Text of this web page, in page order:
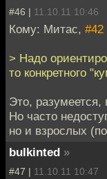
#46 | 11.10.11 10:46
Кому: Митас, #42
> Надо
то конкретного
Это, разумеется,
Но часто
но и взрослых
bulkinted »
#47 | 11.10.11 10:47